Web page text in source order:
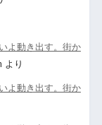
よ動き出す。街か
より
よ動き出す。街か